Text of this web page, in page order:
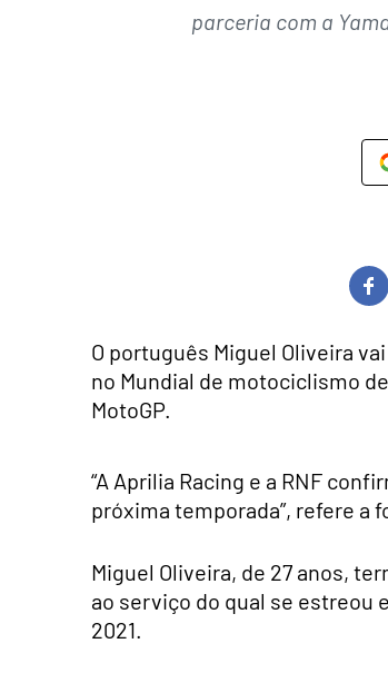
parceria com a
O português Miguel Oliveira
no Mundial de motociclismo
MotoGP.
“A Aprilia Racing e a RNF
próxima temporada”, refere a
Miguel Oliveira, de 27 anos,
ao serviço do qual se estreou
2021.